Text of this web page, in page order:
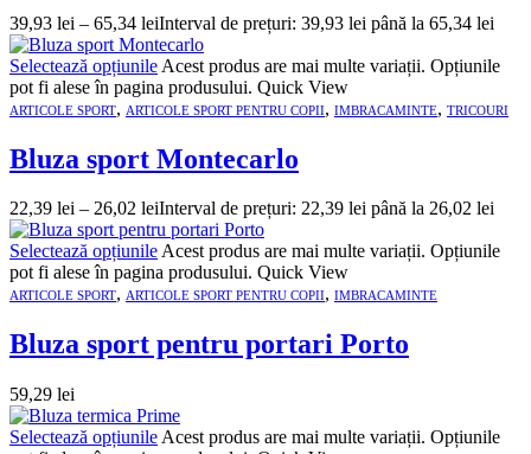
39,93 lei – 65,34 leiInterval de prețuri: 39,93 lei până la 65,34 lei
Selectează opțiunile Acest produs are mai multe variații. Opțiunile
pot fi alese în pagina produsului. Quick View
ARTICOLE SPORT, ARTICOLE SPORT PENTRU COPII, IMBRACAMINTE, TRICOURI
Bluza sport Montecarlo
22,39 lei – 26,02 leiInterval de prețuri: 22,39 lei până la 26,02 lei
Selectează opțiunileAcest produs are mai multe variații. Opțiunile
pot fi alese în pagina produsului. Quick View
ARTICOLE SPORT, ARTICOLE SPORT PENTRU COPII, IMBRACAMINTE
Bluza sport pentru portari Porto
59,29 lei
Selectează opțiunile Acest produs are mai multe variații. Opțiunile